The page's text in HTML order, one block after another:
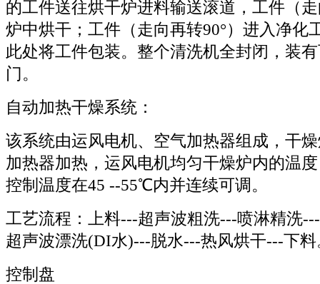
的工件送往烘干炉进料输送滚道，工件（
炉中烘干；工件（走向再转90°）进入净化
此处将工件包装。整个清洗机全封闭，装
门。
自动加热干燥系统：
该系统由运风电机、空气加热器组成，干
加热器加热，运风电机均匀干燥炉内的温
控制温度在45 --55℃内并连续可调。
工艺流程：上料---超声波粗洗---喷淋精洗
超声波漂洗(DI水)---脱水---热风烘干---下料
控制盘